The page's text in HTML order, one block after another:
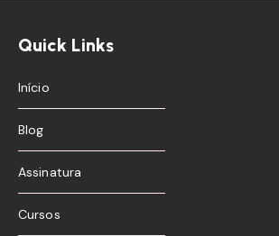
Quick Links
Início
Blog
Assinatura
Cursos